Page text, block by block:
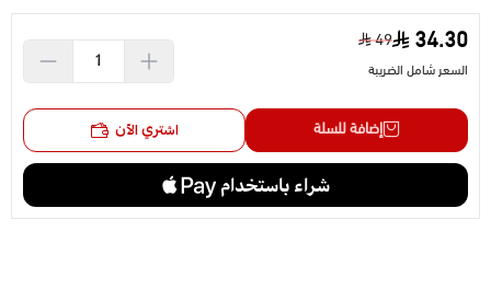
34.30
49
السعر شامل الضريبة
إضافة للسلة اشتري الآن